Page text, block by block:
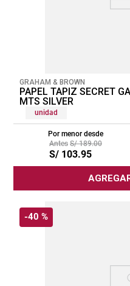
GRAHAM & BROWN
PAPEL TAPIZ SECRET
MTS SILVER
unidad
Por menor desde
S/ 189.00
S/ 103.95
-40 %